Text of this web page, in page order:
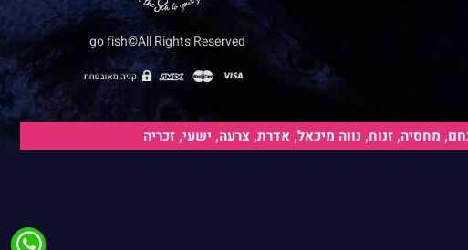
הערות נוספות:
מחסיה, זנוח, נווה מיכאל, אדרת, צרעה, ישעי, זכריה